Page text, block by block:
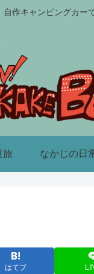
自作キャンピングカー
旅 なかじの日
はてブ